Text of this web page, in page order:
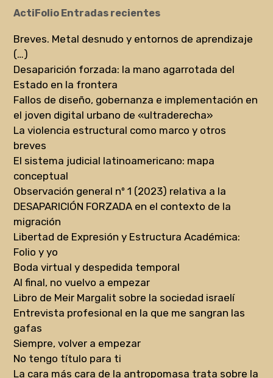
ActiFolio Entradas recientes
Breves. Metal desnudo y entornos de aprendizaje
(…)
Desaparición forzada: la mano agarrotada del
Estado en la frontera
Fallos de diseño, gobernanza e implementación en
el joven digital urbano de «ultraderecha»
La violencia estructural como marco y otros
breves
El sistema judicial latinoamericano: mapa
conceptual
Observación general nº 1 (2023) relativa a la
DESAPARICIÓN FORZADA en el contexto de la
migración
Libertad de Expresión y Estructura Académica:
Folio y yo
Boda virtual y despedida temporal
Al final, no vuelvo a empezar
Libro de Meir Margalit sobre la sociedad israelí
Entrevista profesional en la que me sangran las
gafas
Siempre, volver a empezar
No tengo título para ti
La cara más cara de la antropomasa trata sobre la